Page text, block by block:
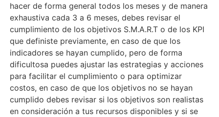
hacer de forma general todos los meses y de manera
exhaustiva cada 3 a 6 meses, debes revisar el
cumplimiento de los objetivos S.M.A.R.T o de los KPI
que definiste previamente, en caso de que los
indicadores se hayan cumplido, pero de forma
dificultosa puedes ajustar las estrategias y acciones
para facilitar el cumplimiento o para optimizar
costos, en caso de que los objetivos no se hayan
cumplido debes revisar si los objetivos son realistas
en consideración a tus recursos disponibles y si se